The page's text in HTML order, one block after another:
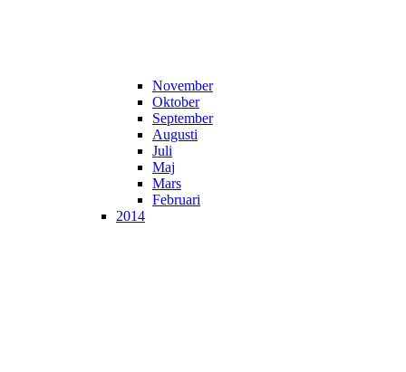
November
Oktober
September
Augusti
Juli
Maj
Mars
Februari
2014